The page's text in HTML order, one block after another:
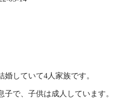
していて4人家族です。
で、子供は成人しています。